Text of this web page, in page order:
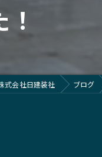
式会社日建装社 ブログ